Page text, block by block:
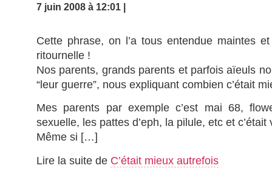
7 juin 2008 à 12:01 |
Cette phrase, on l’a tous entendue maintes
ritournelle !
Nos parents, grands parents et parfois aïeuls
“leur guerre”, nous expliquant combien c’était
Mes parents par exemple c’est mai 68,
sexuelle, les pattes d’eph, la pilule, etc et
Même si […]
Lire la suite de C’était mieux autrefois